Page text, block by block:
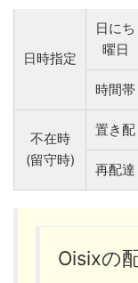
日時指定
日にち
曜日
時間帯
不在時
(留守時)
置き配
再配達
Oisixの